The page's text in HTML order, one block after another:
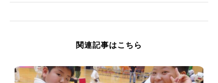
関連記事はこちら